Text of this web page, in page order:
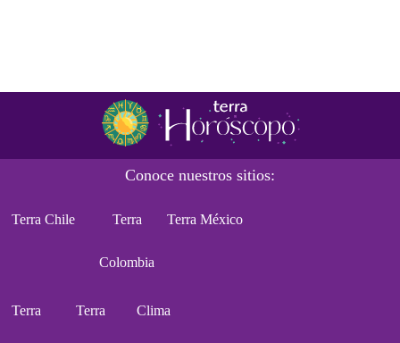
Conoce nuestros sitios:
Terra Chile Terra
Colombia
Terra México
Terra Terra Clima